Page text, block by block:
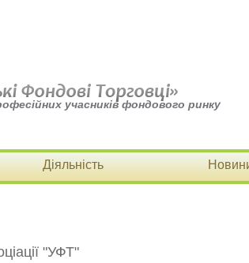
учасників фондового ринку
Діяльність
"УФТ"